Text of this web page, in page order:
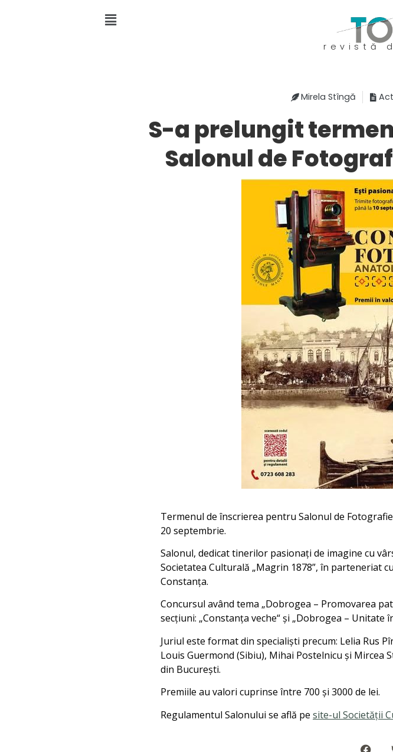
revistă
Mirela Stîngă
S-a prelungit
Salonul de
Termenul de înscrierea pentru Salonul de
20 septembrie.
Salonul, dedicat tinerilor pasionați de imagine cu
Societatea Culturală „Magrin 1878”, în parteneriat
Constanța.
Concursul având tema „Dobrogea – Promovarea
secțiuni: „Constanța veche“ și „Dobrogea – Unitate
Juriul este format din specialiști precum: Lelia Rus
Louis Guermond (Sibiu), Mihai Postelnicu și
din București.
Premiile au valori cuprinse între 700 și 3000 de lei.
Regulamentul Salonului se află pe site-ul Societății